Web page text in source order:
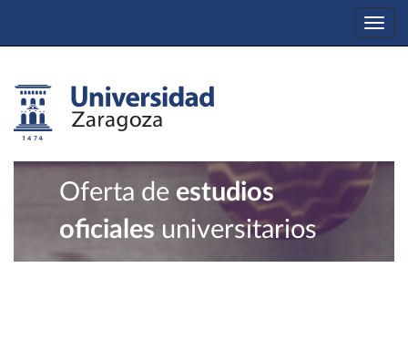
Oferta de estudios
oficiales universitarios